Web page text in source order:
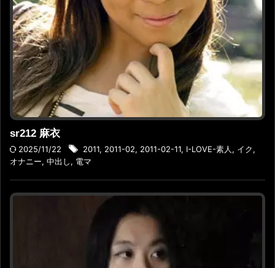
sr212 麻衣
2025/11/22 2011, 2011-02, 2011-02-11, I-LOVE-素人 , イク,
オナニー, 中出し, 電マ